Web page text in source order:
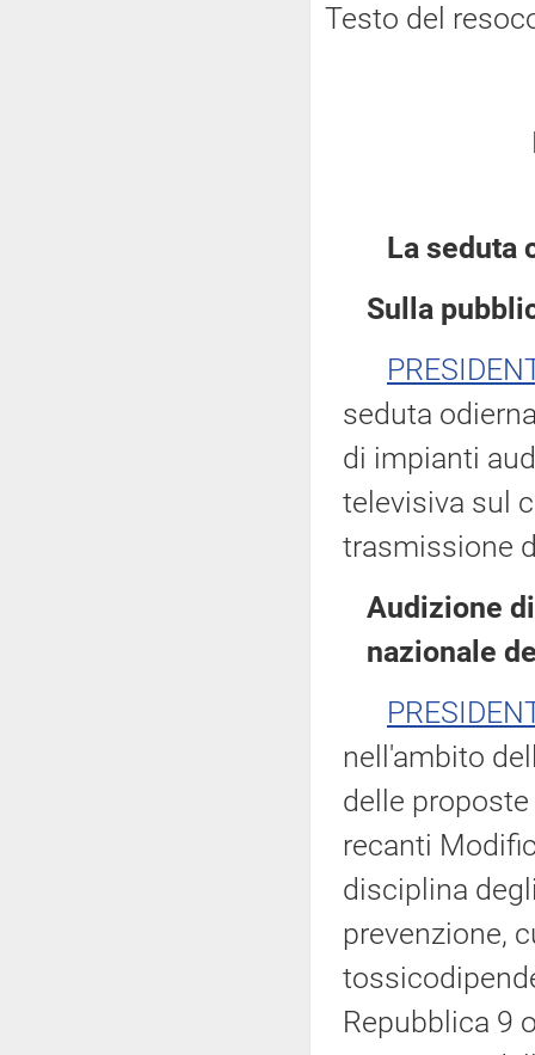
Testo del
La seduta
Sulla
seduta
di impianti
televisiva sul
trasmissione
Audizione
nazionale
nell'ambito
delle proposte
recanti
disciplina
prevenzione,
Repubblica 9